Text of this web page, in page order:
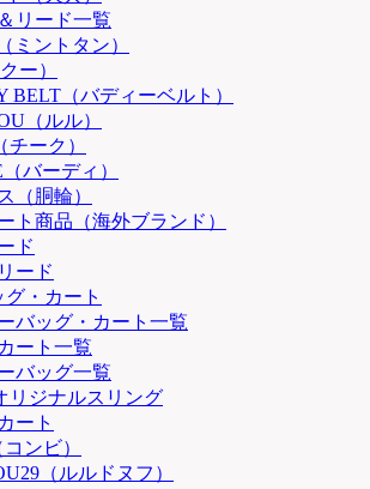
リード一覧
ミントタン）
ー）
BELT（バディーベルト）
（ルル）
チーク）
バーディ）
（胴輪）
ト商品（海外ブランド）
ド
ード
・カート
バッグ・カート一覧
ート一覧
バッグ一覧
リジナルスリング
ート
ンビ）
（ルルドヌフ）